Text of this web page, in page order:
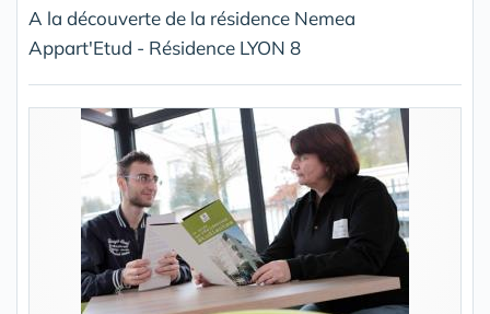
A la découverte de la résidence Nemea
Appart'Etud - Résidence LYON 8